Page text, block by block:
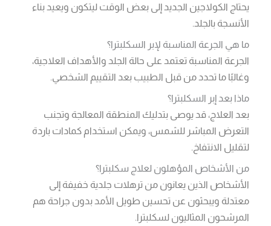
يحتاج الكولاجين الجديد إلى بعض الوقت ليتكون ويعيد بناء
الأنسجة بالجلد.
ما هي الجرعة المناسبة لإبر السكلبترا؟
الجرعة المناسبة تعتمد على حالة الجلد والأهداف العلاجية،
وغالبًا ما تحدد من قبل الطبيب بعد التقييم الشخصي.
ماذا بعد إبر السكلبترا؟
بعد العلاج، قد يوصى بتدليك المنطقة المعالجة وتجنب
التعرض المباشر للشمس، ويمكن استخدام كمادات باردة
لتقليل الانتفاخ.
من الأشخاص المؤهلون لعلاج سكلبترا؟
الأشخاص الذين يعانون من ترهلات جلدية خفيفة إلى
معتدلة ويبحثون عن تحسين طويل الأمد بدون جراحة هم
المرشحون المثاليون لسكلبترا.